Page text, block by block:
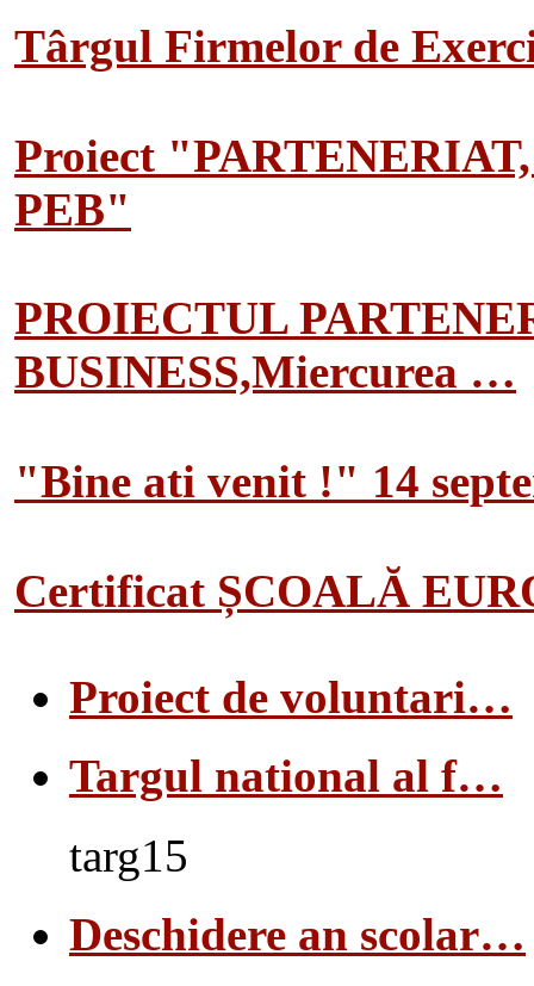
Târgul Firmelor de
Proiect
PEB"
PROIECTUL
BUSINESS,Miercurea …
"Bine ati venit !" 14
Certificat ȘCOALĂ
Proiect de voluntari…
Targul national al f…
targ15
Deschidere an scolar…